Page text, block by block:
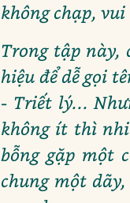
không chạp,
Trong tập này,
hiệu để dễ gọi
- Triết lý...
không ít thì
bỗng gặp một
chung một